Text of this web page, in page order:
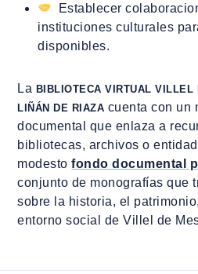
Establecer
instituciones culturales
disponibles.
La BIBLIOTECA VIRTUAL VILLEL
LIÑÁN DE RIAZA cuenta con un
documental que enlaza a
bibliotecas, archivos o
modestofondo documental
conjunto de monografías que
sobre la historia, el
entorno social de Villel de